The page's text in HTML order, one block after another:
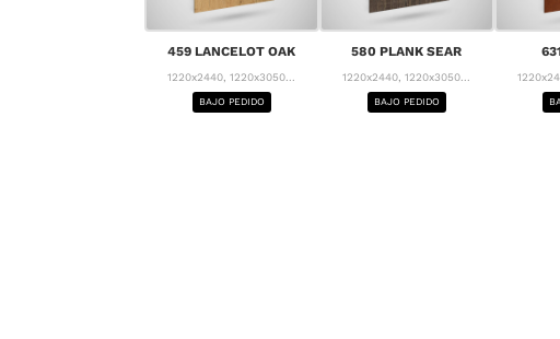
459 LANCELOT OAK
1220x2440, 1220x3050...
BAJO PEDIDO
580 PLANK SEAR
1220x2440, 1220x3050...
BAJO PEDIDO